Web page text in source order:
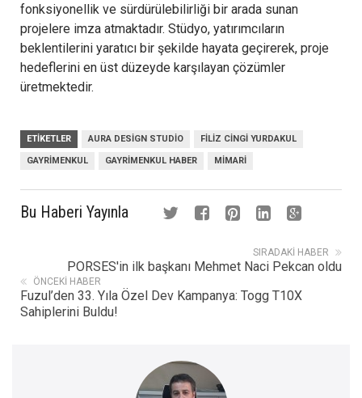
fonksiyonellik ve sürdürülebilirliği bir arada sunan
projelere imza atmaktadır. Stüdyo, yatırımcıların
beklentilerini yaratıcı bir şekilde hayata geçirerek, proje
hedeflerini en üst düzeyde karşılayan çözümler
üretmektedir.
ETIKETLER AURA DESIGN STUDIO FILIZ CINGI YURDAKUL
GAYRIMENKUL GAYRIMENKUL HABER MIMARI
Bu Haberi Yayınla
SIRADAKI HABER
PORSES'in ilk başkanı Mehmet Naci Pekcan oldu
ÖNCEKI HABER
Fuzul’den 33. Yıla Özel Dev Kampanya: Togg T10X
Sahiplerini Buldu!